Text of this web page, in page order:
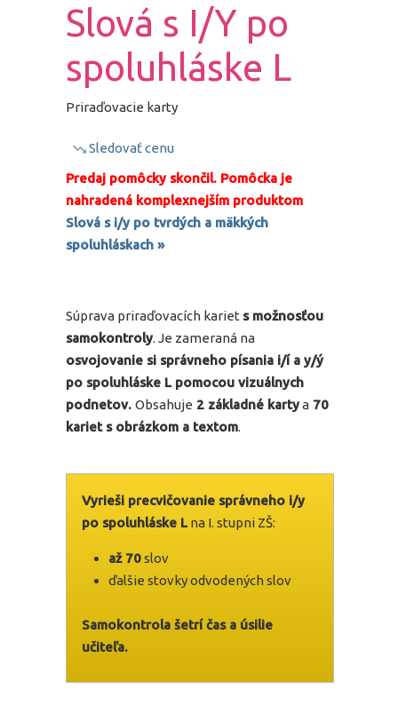
Slová s I/Y po
spoluhláske L
Priraďovacie karty
Sledovať cenu
Predaj pomôcky skončil. Pomôcka je
nahradená komplexnejším produktom
Slová s i/y po tvrdých a mäkkých
spoluhláskach »
Súprava priraďovacích kariet s možnosťou
samokontroly. Je zameraná na
osvojovanie si správneho písania i/í a y/ý
po spoluhláske L pomocou vizuálnych
podnetov. Obsahuje 2 základné kartya 70
kariet s obrázkom a textom.
Vyrieši precvičovanie správneho i/y
po spoluhláske Lna I. stupni ZŠ:
až 70slov
ďalšie stovky odvodených slov
Samokontrola šetrí čas a úsilie
učiteľa.